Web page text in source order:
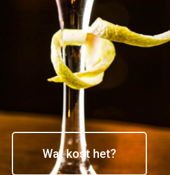
Wat kost het?